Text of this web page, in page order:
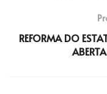
REFORMA DO